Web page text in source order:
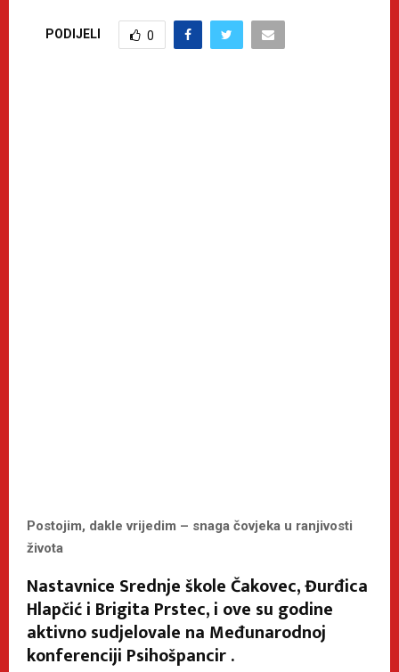
PODIJELI 0
Postojim, dakle vrijedim – snaga čovjeka u ranjivosti
života
Nastavnice Srednje škole Čakovec, Đurđica
Hlapčić i Brigita Prstec, i ove su godine
aktivno sudjelovale na Međunarodnoj
konferenciji Psihošpancir .